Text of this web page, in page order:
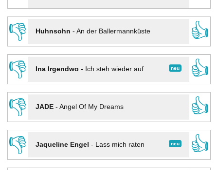
👎
Huhnsohn - An der Ballermannküste
👍
👎
neu
Ina Irgendwo - Ich steh wieder auf
👍
👎
JADE- Angel Of My Dreams
👍
👎
neu
Jaqueline Engel - Lass mich raten
👍